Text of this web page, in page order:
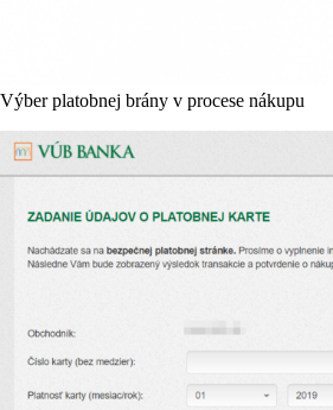
Výber platobnej brány v procese nákupu